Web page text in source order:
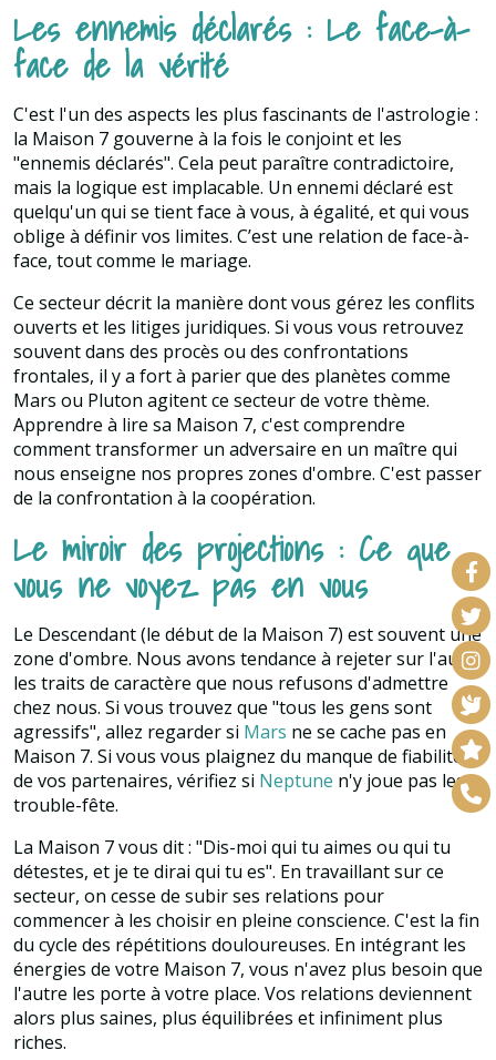
Les ennemis déclarés : Le face-à-
face de la vérité
C'est l'un des aspects les plus fascinants de l'astrologie :
la Maison 7 gouverne à la fois le conjoint et les
"ennemis déclarés". Cela peut paraître contradictoire,
mais la logique est implacable. Un ennemi déclaré est
quelqu'un qui se tient face à vous, à égalité, et qui vous
oblige à définir vos limites. C’est une relation de face-à-
face, tout comme le mariage.
Ce secteur décrit la manière dont vous gérez les conflits
ouverts et les litiges juridiques. Si vous vous retrouvez
souvent dans des procès ou des confrontations
frontales, il y a fort à parier que des planètes comme
Mars ou Pluton agitent ce secteur de votre thème.
Apprendre à lire sa Maison 7, c'est comprendre
comment transformer un adversaire en un maître qui
nous enseigne nos propres zones d'ombre. C'est passer
de la confrontation à la coopération.
Le miroir des projections : Ce que
vous ne voyez pas en vous
Le Descendant (le début de la Maison 7) est souvent une
zone d'ombre. Nous avons tendance à rejeter sur l'autre
les traits de caractère que nous refusons d'admettre
chez nous. Si vous trouvez que "tous les gens sont
agressifs", allez regarder si Mars ne se cache pas en
Maison 7. Si vous vous plaignez du manque de fiabilité
de vos partenaires, vérifiez si Neptune n'y joue pas les
trouble-fête.
La Maison 7 vous dit : "Dis-moi qui tu aimes ou qui tu
détestes, et je te dirai qui tu es". En travaillant sur ce
secteur, on cesse de subir ses relations pour
commencer à les choisir en pleine conscience. C'est la fin
du cycle des répétitions douloureuses. En intégrant les
énergies de votre Maison 7, vous n'avez plus besoin que
l'autre les porte à votre place. Vos relations deviennent
alors plus saines, plus équilibrées et infiniment plus
riches.